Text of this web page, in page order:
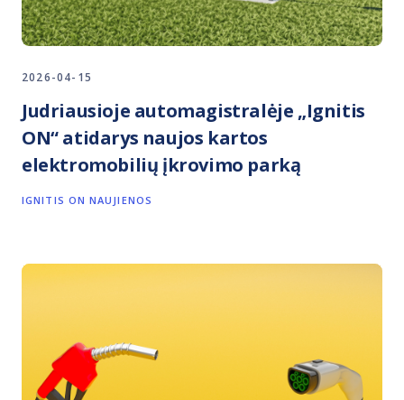
2026-04-15
Judriausioje automagistralėje „Ignitis
ON“ atidarys naujos kartos
elektromobilių įkrovimo parką
IGNITIS ON NAUJIENOS